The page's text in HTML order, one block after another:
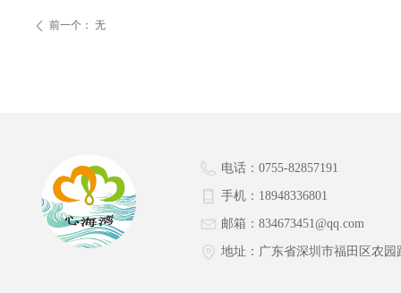
ꄴ 前一个： 无
电话： 0755-82857191
手机： 18948336801
邮箱： 834673451@qq.com
地址： 广东省深圳市福田区农园